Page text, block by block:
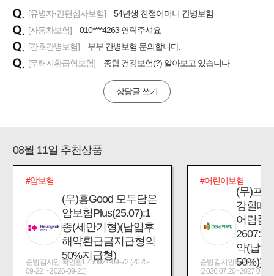
#바뀌기전에 4세대 가입
#추천골프보험
[유병자·간편심사보험]
54년생 친정어머니 간병보험
[자동차보험]
010****4263 연락주셔요
[간호간병보험]
부부 간병보험 문의합니다.
[무해지환급형보험]
종합 건강보험(?) 알아보고 있습니다
상담글 쓰기
08월 11일 추천상품
#암보험
(무)흥Good 모두담은
암보험Plus(25.07):1
종(세만기형)(납입후
해약환급금지급형의
50%지급형)
준법감시인 확인필L250922-09-72 (2025-
09-22 ~ 2026-09-21)
#어린이보험
(무)프
강할때
어람플
2607:
약(납입
50%))
준법감시인확인필_제